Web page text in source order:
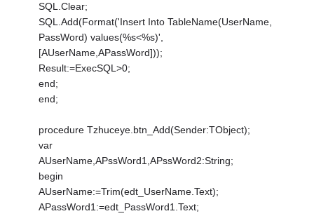
SQL.Clear;
SQL.Add(Format('Insert Into TableName(UserName,
PassWord) values(%s<%s)',
[AUserName,APassWord]));
Result:=ExecSQL>0;
end;
end;
procedure Tzhuceye.btn_Add(Sender:TObject);
var
AUserName,APssWord1,APssWord2:String;
begin
AUserName:=Trim(edt_UserName.Text);
APassWord1:=edt_PassWord1.Text;